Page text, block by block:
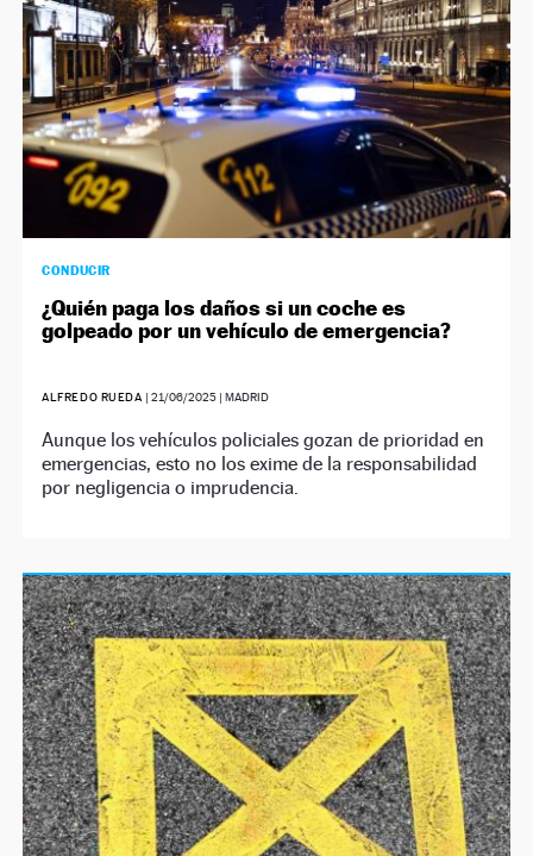
CONDUCIR
¿Quién paga los daños si un coche es
golpeado por un vehículo de emergencia?
ALFREDO RUEDA | 21/06/2025| MADRID
Aunque los vehículos policiales gozan de prioridad en
emergencias, esto no los exime de la responsabilidad
por negligencia o imprudencia.